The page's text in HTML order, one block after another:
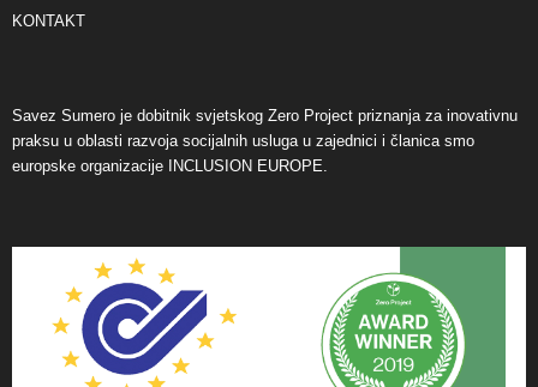
KONTAKT
Savez Sumero je dobitnik svjetskog Zero Project priznanja za inovativnu
praksu u oblasti razvoja socijalnih usluga u zajednici i članica smo
europske organizacije INCLUSION EUROPE.